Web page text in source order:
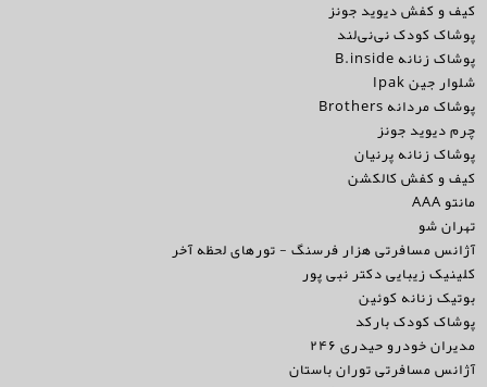
کیف و کفش دیوید جونز
پوشاک کودک نی‌نی‌لند
پوشاک زنانه B.inside
شلوار جین Ipak
پوشاک مردانه Brothers
چرم دیوید جونز
پوشاک زنانه پرنیان
کیف و کفش کالکشن
مانتو AAA
تهران شو
آژانس مسافرتی هزار فرسنگ - تورهای لحظه آخر
کلینیک زیبایی دکتر نبی پور
بوتیک زنانه کوئین
پوشاک کودک بارکد
مدیران خودرو حیدری ۲۴۶
آژانس مسافرتی توران باستان